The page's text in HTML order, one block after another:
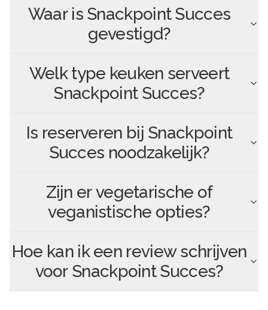
Waar is Snackpoint Succes
gevestigd?
Welk type keuken serveert
Snackpoint Succes?
Is reserveren bij Snackpoint
Succes noodzakelijk?
Zijn er vegetarische of
veganistische opties?
Hoe kan ik een review schrijven
voor Snackpoint Succes?